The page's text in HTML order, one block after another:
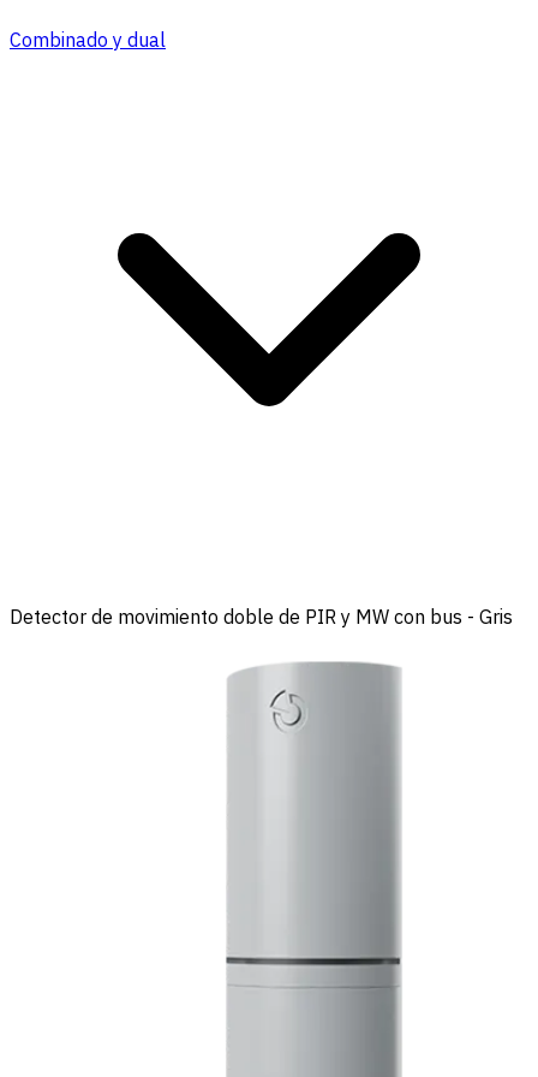
Combinado y dual
Detector de movimiento doble de PIR y MW con bus - Gris